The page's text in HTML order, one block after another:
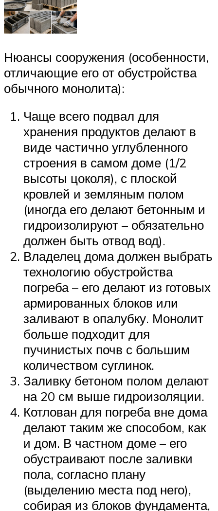
Нюансы сооружения (особенности,
отличающие его от обустройства
обычного монолита):
Чаще всего подвал для
хранения продуктов делают в
виде частично углубленного
строения в самом доме (1/2
высоты цоколя), с плоской
кровлей и земляным полом
(иногда его делают бетонным и
гидроизолируют – обязательно
должен быть отвод вод).
Владелец дома должен выбрать
технологию обустройства
погреба – его делают из готовых
армированных блоков или
заливают в опалубку. Монолит
больше подходит для
пучинистых почв с большим
количеством суглинок.
Заливку бетоном полом делают
на 20 см выше гидроизоляции.
Котлован для погреба вне дома
делают таким же способом, как
и дом. В частном доме – его
обустраивают после заливки
пола, согласно плану
(выделению места под него),
собирая из блоков фундамента,